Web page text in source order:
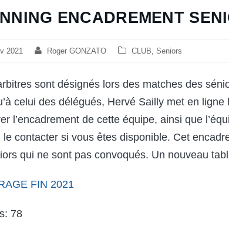
ENCADREMENT
2021 Roger GONZATO CLUB Seniors
sont désignés lors des matches des
celui des délégués, Hervé Sailly met en
l’encadrement de cette équipe, ainsi que
le contacter si vous êtes disponible. Cet
qui ne sont pas convoqués. Un nouveau
FIN 2021
78